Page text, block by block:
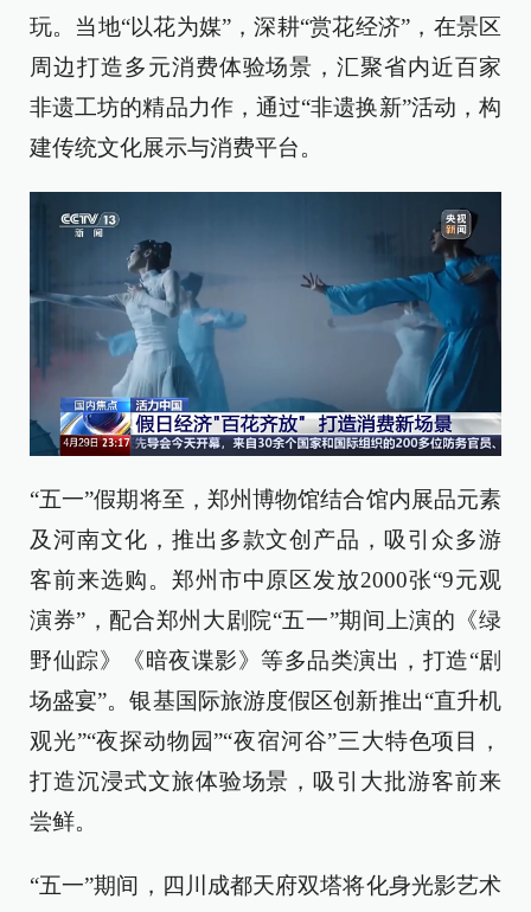
玩。当地“以花为媒”，深耕“赏花经济”，在景区
周边打造多元消费体验场景，汇聚省内近百家
非遗工坊的精品力作，通过“非遗换新”活动，构
建传统文化展示与消费平台。
“五一”假期将至，郑州博物馆结合馆内展品元素
及河南文化，推出多款文创产品，吸引众多游
客前来选购。郑州市中原区发放2000张“9元观
演券”，配合郑州大剧院“五一”期间上演的《绿
野仙踪》《暗夜谍影》等多品类演出，打造“剧
场盛宴”。银基国际旅游度假区创新推出“直升机
观光”“夜探动物园”“夜宿河谷”三大特色项目，
打造沉浸式文旅体验场景，吸引大批游客前来
尝鲜。
“五一”期间，四川成都天府双塔将化身光影艺术